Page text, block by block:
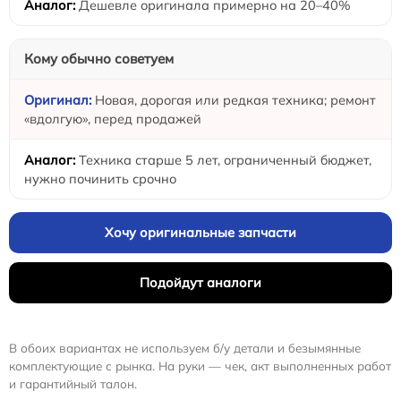
Дешевле оригинала примерно на 20–40%
Кому обычно советуем
Новая, дорогая или редкая техника; ремонт
«вдолгую», перед продажей
Техника старше 5 лет, ограниченный бюджет,
нужно починить срочно
Хочу оригинальные запчасти
Подойдут аналоги
В обоих вариантах не используем б/у детали и безымянные
комплектующие с рынка. На руки — чек, акт выполненных работ
и гарантийный талон.